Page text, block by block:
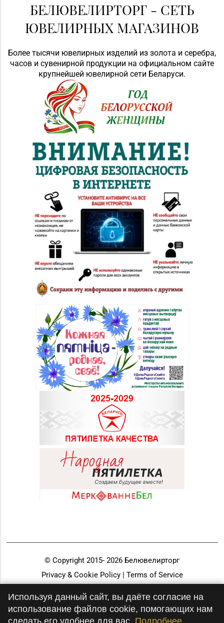
БЕЛЮВЕЛИРТОРГ - СЕТЬ
ЮВЕЛИРНЫХ МАГАЗИНОВ
Более тысячи ювелирных изделий из золота и серебра,
часов и сувенирной продукции на официальном сайте
крупнейшей ювелирной сети Беларуси.
© Copyright 2015- 2026 Белювелирторг
Privacy & Cookie Policy | Terms of Service
Используя данный сайт, вы даёте согласие на
использование файлов cookie, помогающих нам
сделать его удобнее для вас. Подробнее